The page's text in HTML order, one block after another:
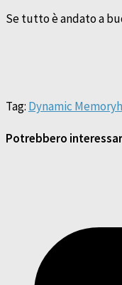
Se tutto è andato a
Tag: Dynamic Memory
Potrebbero